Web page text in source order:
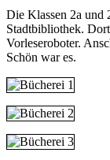
Die Klassen 2a und
Stadtbibliothek.
Vorleseroboter.
Schön war es.